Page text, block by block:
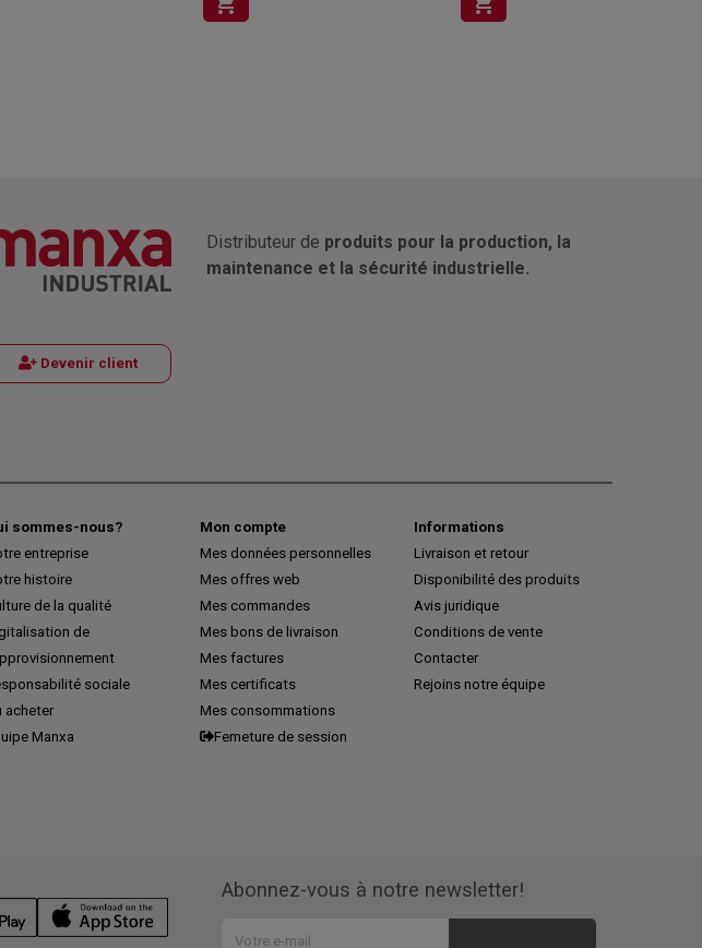
Devenir client
Distributeur de produits pour la production, la
maintenance et la sécurité industrielle.
sommes-nous?
entreprise
histoire
de la qualité
de
sociale
acheter
Manxa
Mon compte
Mes données personnelles
Mes offres web
Mes commandes
Mes bons de livraison
Mes factures
Mes certificats
Mes consommations
Femeture de session
Informations
Livraison et retour
Disponibilité des produits
Avis juridique
Conditions de vente
Contacter
Rejoins notre équipe
Abonnez-vous à notre newsletter!